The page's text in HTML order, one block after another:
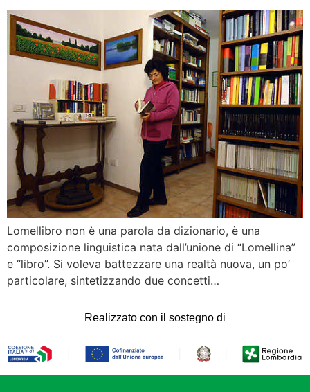
Lomellibro non è una parola da dizionario, è una
composizione linguistica nata dall’unione di “Lomellina”
e “libro”. Si voleva battezzare una realtà nuova, un po’
particolare, sintetizzando due concetti…
Realizzato con il sostegno di